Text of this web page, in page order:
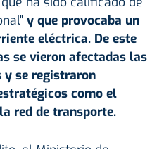
y que provocaba un
eléctrica. De este
se vieron afectadas las
y se registraron
como el
red de transporte.